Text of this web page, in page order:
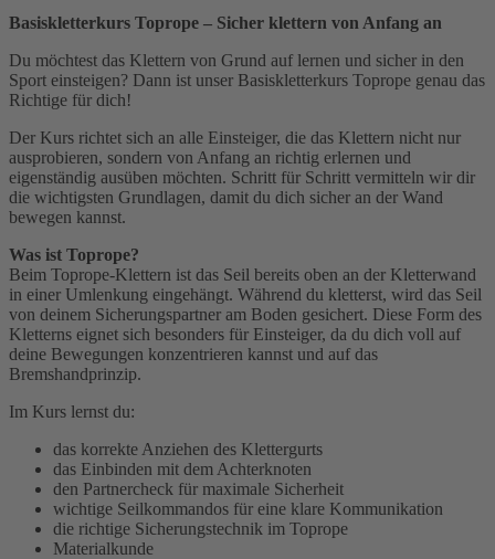
Basiskletterkurs Toprope – Sicher klettern von Anfang an
Du möchtest das Klettern von Grund auf lernen und sicher in den
Sport einsteigen? Dann ist unser Basiskletterkurs Toprope genau das
Richtige für dich!
Der Kurs richtet sich an alle Einsteiger, die das Klettern nicht nur
ausprobieren, sondern von Anfang an richtig erlernen und
eigenständig ausüben möchten. Schritt für Schritt vermitteln wir dir
die wichtigsten Grundlagen, damit du dich sicher an der Wand
bewegen kannst.
Was ist Toprope?
Beim Toprope-Klettern ist das Seil bereits oben an der Kletterwand
in einer Umlenkung eingehängt. Während du kletterst, wird das Seil
von deinem Sicherungspartner am Boden gesichert. Diese Form des
Kletterns eignet sich besonders für Einsteiger, da du dich voll auf
deine Bewegungen konzentrieren kannst und auf das
Bremshandprinzip.
Im Kurs lernst du:
das korrekte Anziehen des Klettergurts
das Einbinden mit dem Achterknoten
den Partnercheck für maximale Sicherheit
wichtige Seilkommandos für eine klare Kommunikation
die richtige Sicherungstechnik im Toprope
Materialkunde